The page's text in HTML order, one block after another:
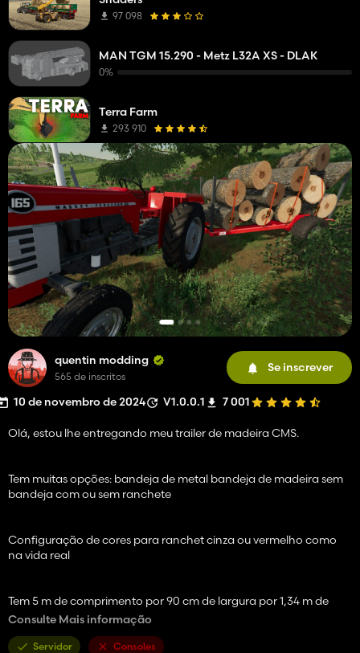
quentin modding
565 de inscritos
Se inscrever
10 de novembro de 2024 V1.0.0.1 7 001
Olá, estou lhe entregando meu trailer de madeira CMS.
Tem muitas opções: bandeja de metal bandeja de madeira sem
bandeja com ou sem ranchete
Configuração de cores para ranchet cinza ou vermelho como
na vida real
Tem 5 m de comprimento por 90 cm de largura por 1,34 m de
altura.
Consulte Mais informação
Servidor Consoles
97 098
MAN TGM 15.290 - Metz L32A XS - DLAK
0%
Terra Farm
293 910